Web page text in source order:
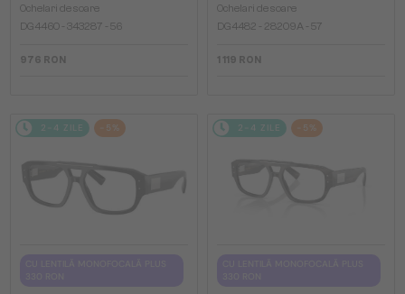
Ochelari de soare
DG4460 - ​343287 - ​56
976 RON
Ochelari de soare
DG4482 - ​28209A - ​57
1 119 RON
2-4 ZILE -5% 2-4 ZILE -5%